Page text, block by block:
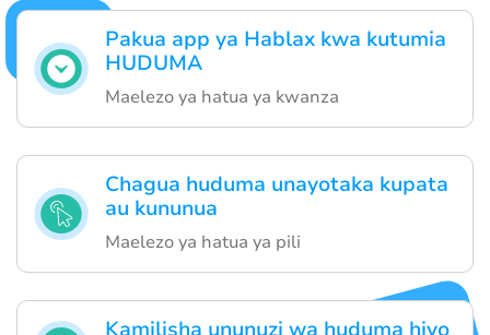
Pakua app ya Hablax kwa kutumia
HUDUMA
Maelezo ya hatua ya kwanza
Chagua huduma unayotaka kupata
au kununua
Maelezo ya hatua ya pili
Kamilisha ununuzi wa huduma hiyo